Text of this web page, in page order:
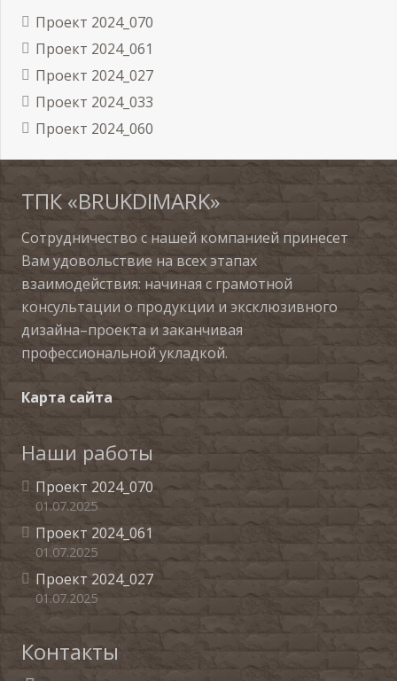
Проект 2024_070
Проект 2024_061
Проект 2024_027
Проект 2024_033
Проект 2024_060
ТПК «BRUKDIMARK»
Сотрудничество с нашей компанией принесет
Вам удовольствие на всех этапах
взаимодействия: начиная с грамотной
консультации о продукции и эксклюзивного
дизайна–проекта и заканчивая
профессиональной укладкой.
Карта сайта
Наши работы
Проект 2024_070
01.07.2025
Проект 2024_061
01.07.2025
Проект 2024_027
01.07.2025
Контакты